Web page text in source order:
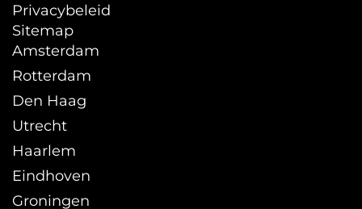
Privacybeleid
Sitemap
Amsterdam
Rotterdam
Den Haag
Utrecht
Haarlem
Eindhoven
Groningen